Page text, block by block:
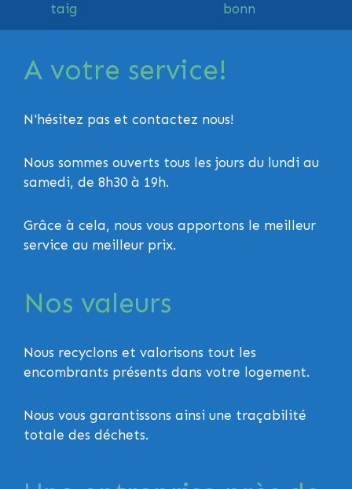
taig
bonn
A votre service!
N'hésitez pas et contactez nous!
Nous sommes ouverts tous les jours du lundi au
samedi, de 8h30 à 19h.
Grâce à cela, nous vous apportons le meilleur
service au meilleur prix.
Nos valeurs
Nous recyclons et valorisons tout les
encombrants présents dans votre logement.
Nous vous garantissons ainsi une traçabilité
totale des déchets.